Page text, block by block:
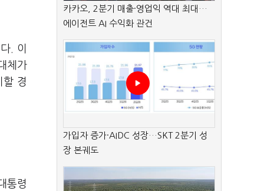
. 이
체가
할 경
통령
카카오, 2분기 매출·영업익 역대 최대…
에이전트 AI 수익화 관건
가입자 증가·AIDC 성장…SKT 2분기 성
장 본궤도